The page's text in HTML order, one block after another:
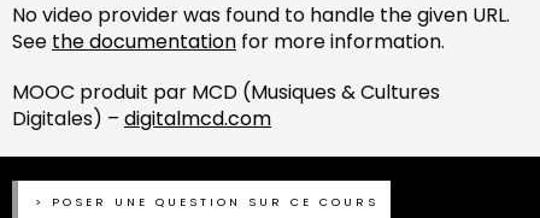
No video provider was found to handle the given URL.
See the documentation for more information.
MOOC produit par MCD (Musiques & Cultures
Digitales) – digitalmcd.com
POSER UNE QUESTION SUR CE COURS